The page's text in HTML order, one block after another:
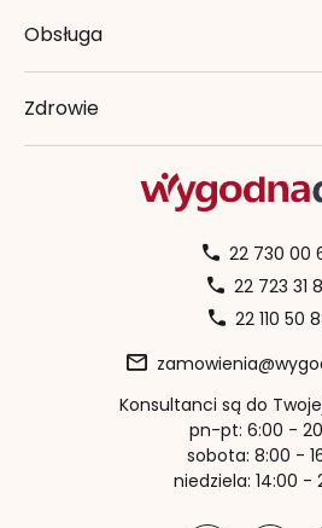
Obsługa
Zdrowie
22 730 00
22 723 31
22 110 50
Konsultanci są do
pn-pt: 6:00 -
sobota: 8:00 -
niedziela: 14:00 -